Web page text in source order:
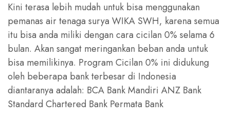
Kini terasa lebih mudah untuk bisa menggunakan
pemanas air tenaga surya WIKA SWH, karena semua
itu bisa anda miliki dengan cara cicilan 0% selama 6
bulan. Akan sangat meringankan beban anda untuk
bisa memilikinya. Program Cicilan 0% ini didukung
oleh beberapa bank terbesar di Indonesia
diantaranya adalah: BCA Bank Mandiri ANZ Bank
Standard Chartered Bank Permata Bank